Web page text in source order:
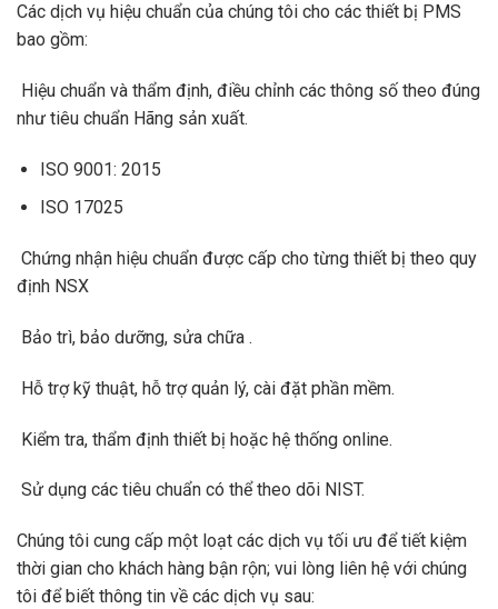
Các dịch vụ hiệu chuẩn của chúng tôi cho các thiết bị PMS
bao gồm:
Hiệu chuẩn và thẩm định, điều chỉnh các thông số theo đúng
như tiêu chuẩn Hãng sản xuất.
ISO 9001: 2015
ISO 17025
Chứng nhận hiệu chuẩn được cấp cho từng thiết bị theo quy
định NSX
Bảo trì, bảo dưỡng, sửa chữa .
Hỗ trợ kỹ thuật, hỗ trợ quản lý, cài đặt phần mềm.
Kiểm tra, thẩm định thiết bị hoặc hệ thống online.
Sử dụng các tiêu chuẩn có thể theo dõi NIST.
Chúng tôi cung cấp một loạt các dịch vụ tối ưu để tiết kiệm
thời gian cho khách hàng bận rộn; vui lòng liên hệ với chúng
tôi để biết thông tin về các dịch vụ sau: